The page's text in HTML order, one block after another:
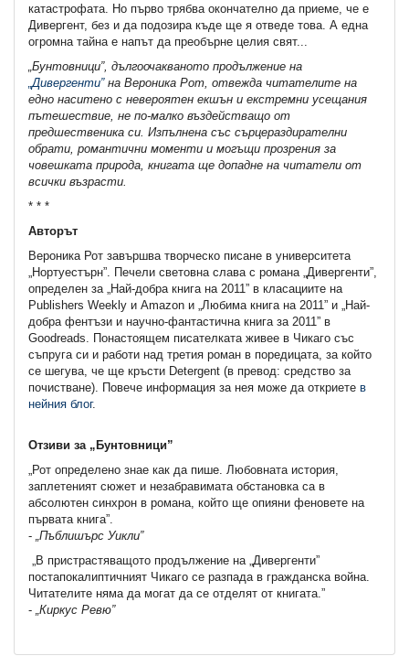
катастрофата. Но първо трябва окончателно да приеме, че е
Дивергент, без и да подозира къде ще я отведе това. А една
огромна тайна е напът да преобърне целия свят...
„Бунтовници”, дългоочакваното продължение на
„Дивергенти”на Вероника Рот, отвежда читателите на
едно наситено с невероятен екшън и екстремни усещания
пътешествие, не по-малко въздействащо от
предшественика си. Изпълнена със сърцераздирателни
обрати, романтични моменти и могъщи прозрения за
човешката природа, книгата ще допадне на читатели от
всички възрасти.
* * *
Авторът
Вероника Рот завършва творческо писане в университета
„Нортуестърн”. Печели световна слава с романа „Дивергенти”,
определен за „Най-добра книга на 2011” в класациите на
Publishers Weekly и Amazon и „Любима книга на 2011” и „Най-
добра фентъзи и научно-фантастична книга за 2011” в
Goodreads. Понастоящем писателката живее в Чикаго със
съпруга си и работи над третия роман в поредицата, за който
се шегува, че ще кръсти Detergent (в превод: средство за
почистване). Повече информация за нея може да откриете в
нейния блог.
Отзиви за „Бунтовници”
„Рот определено знае как да пише. Любовната история,
заплетеният сюжет и незабравимата обстановка са в
абсолютен синхрон в романа, който ще опияни феновете на
първата книга”.
- „Пъблишърс Уикли”
„В пристрастяващото продължение на „Дивергенти”
постапокалиптичният Чикаго се разпада в гражданска война.
Читателите няма да могат да се отделят от книгата.”
- „Киркус Ревю”